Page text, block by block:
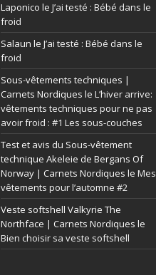
Laponico le J’ai testé : Bébé dans le
froid
Salaun le J’ai testé : Bébé dans le
froid
Sous-vêtements techniques |
Carnets Nordiques le L’hiver arrive:
vêtements techniques pour ne pas
avoir froid : #1 Les sous-couches
Test et avis du Sous-vêtement
technique Akeleie de Bergans Of
Norway | Carnets Nordiques le Mes
vêtements pour l’automne #2
Veste softshell Valkyrie The
Northface | Carnets Nordiques le
Bien choisir sa veste softshell